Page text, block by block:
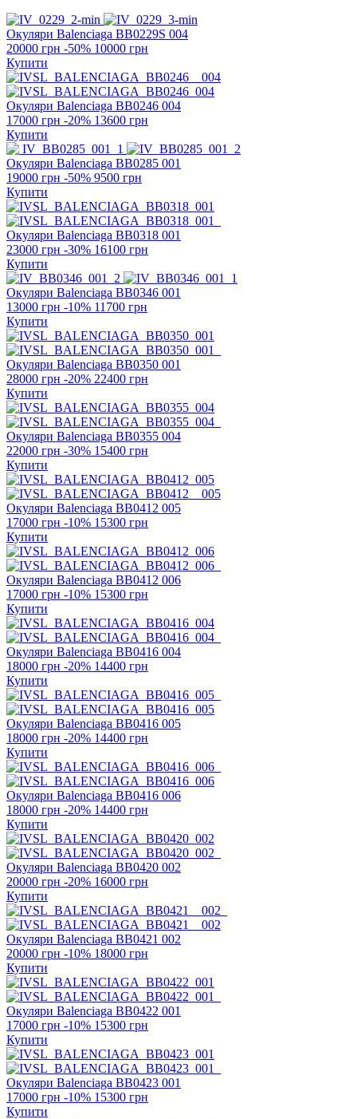
Окуляри Balenciaga BB0229S 004
20000 грн -50% 10000 грн
Купити
Окуляри Balenciaga BB0246 004
17000 грн -20% 13600 грн
Купити
Окуляри Balenciaga BB0285 001
19000 грн -50% 9500 грн
Купити
Окуляри Balenciaga BB0318 001
23000 грн -30% 16100 грн
Купити
Окуляри Balenciaga BB0346 001
13000 грн -10% 11700 грн
Купити
Окуляри Balenciaga BB0350 001
28000 грн -20% 22400 грн
Купити
Окуляри Balenciaga BB0355 004
22000 грн -30% 15400 грн
Купити
Окуляри Balenciaga BB0412 005
17000 грн -10% 15300 грн
Купити
Окуляри Balenciaga BB0412 006
17000 грн -10% 15300 грн
Купити
Окуляри Balenciaga BB0416 004
18000 грн -20% 14400 грн
Купити
Окуляри Balenciaga BB0416 005
18000 грн -20% 14400 грн
Купити
Окуляри Balenciaga BB0416 006
18000 грн -20% 14400 грн
Купити
Окуляри Balenciaga BB0420 002
20000 грн -20% 16000 грн
Купити
Окуляри Balenciaga BB0421 002
20000 грн -10% 18000 грн
Купити
Окуляри Balenciaga BB0422 001
17000 грн -10% 15300 грн
Купити
Окуляри Balenciaga BB0423 001
17000 грн -10% 15300 грн
Купити